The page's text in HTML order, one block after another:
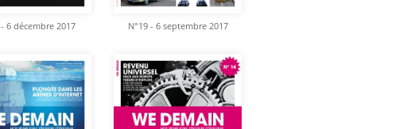
- 6 décembre 2017 N°19 - 6 septembre 2017